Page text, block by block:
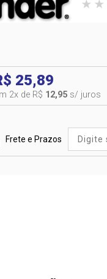
25,89
2x de R$ 12,95 s/ juros
Frete e Prazos